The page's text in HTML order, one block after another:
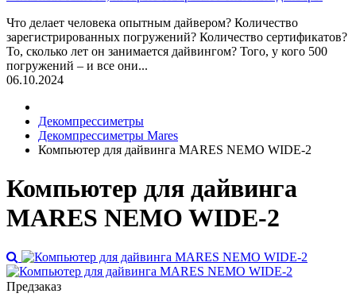
Что делает человека опытным дайвером? Количество
зарегистрированных погружений? Количество сертификатов?
То, сколько лет он занимается дайвингом? Того, у кого 500
погружений – и все они...
06.10.2024
Декомпрессиметры
Декомпрессиметры Mares
Компьютер для дайвинга MARES NEMO WIDE-2
Компьютер для дайвинга
MARES NEMO WIDE-2
Предзаказ